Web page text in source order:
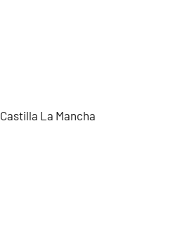
Castilla La Mancha